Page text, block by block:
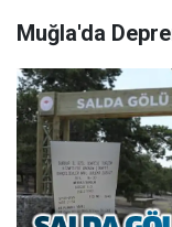
Muğla'da